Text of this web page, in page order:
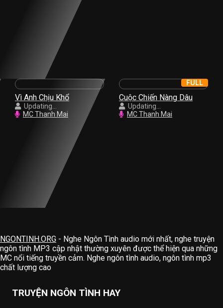
Vì Anh Chịu Khổ
Updating...
MC Thanh Mai
Cuộc Chiến Nàng Dâu
Updating...
MC Thanh Mai
FULL
NGONTINH.ORG - Nghe Ngôn Tình audio mới nhất, nghe truyện
ngôn tình MP3 cập nhật thường xuyên được thể hiện qua những
MC nổi tiếng truyền cảm. Nghe ngôn tình audio, ngôn tình mp3
chất lượng cao
TRUYỆN NGÔN TÌNH HAY